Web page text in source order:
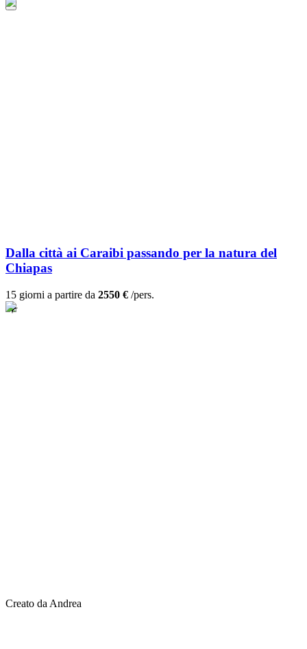
Dalla città ai Caraibi passando per la natura del
Chiapas
15 giorni a partire da 2550 € /pers.
Creato da Andrea